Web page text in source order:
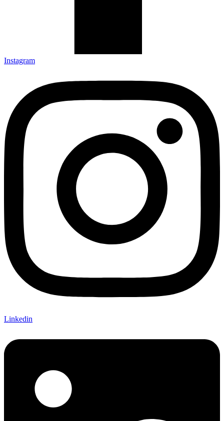
Instagram
Linkedin